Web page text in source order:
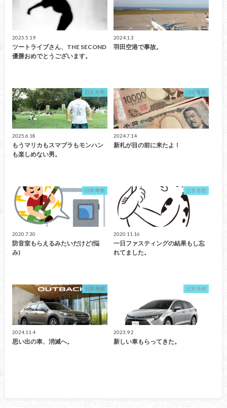
2025.5.19
ツートライブさん、THE SECOND
優勝おめでとうございます。
2024.1.3
羽田空港で事故。
日常考察
2025.6.18
もうマリカもスマブラもモンハン
も楽しめない男。
日常考察
2024.7.14
新札が目の前に来たよ！
日常考察
2020.7.30
防音室もらえるみたいだけど(悩
み)
日常考察
2020.11.16
一日ファスティングの結果もし忘
れてました。
日常考察
2024.11.4
思い出の車、消滅へ。
日常考察
2023.9.2
新しい車もらってきた。